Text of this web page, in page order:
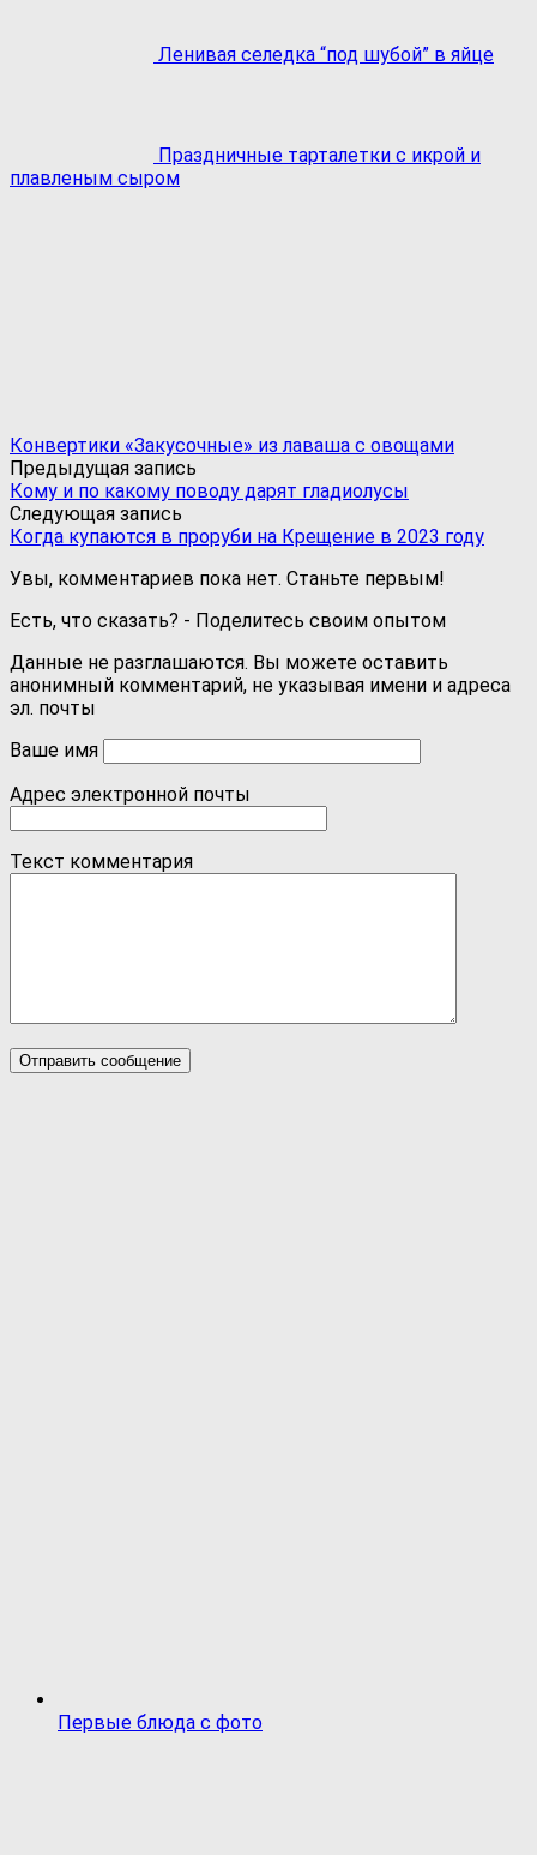
Ленивая селедка “под шубой” в яйце
Праздничные тарталетки с икрой и
плавленым сыром
Конвертики «Закусочные» из лаваша с овощами
Предыдущая запись
Кому и по какому поводу дарят гладиолусы
Следующая запись
Когда купаются в проруби на Крещение в 2023 году
Увы, комментариев пока нет. Станьте первым!
Есть, что сказать? - Поделитесь своим опытом
Данные не разглашаются. Вы можете оставить
анонимный комментарий, не указывая имени и адреса
эл. почты
Ваше имя
Адрес электронной почты
Текст комментария
Первые блюда с фото